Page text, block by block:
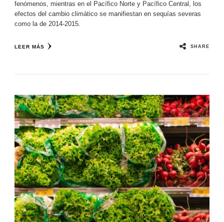
fenómenos, mientras en el Pacífico Norte y Pacífico Central, los
efectos del cambio climático se manifiestan en sequías severas
como la de 2014-2015.
LEER MÁS SHARE